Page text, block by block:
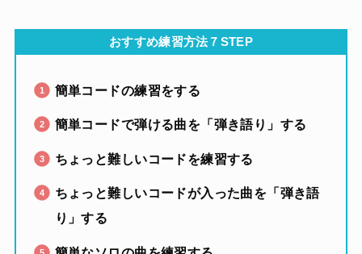
おすすめ練習方法７STEP
簡単コードの練習をする
簡単コードで弾ける曲を「弾き語り」する
ちょっと難しいコードを練習する
ちょっと難しいコードが入った曲を「弾き語
り」する